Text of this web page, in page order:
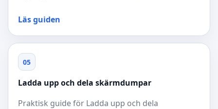
Läs guiden
05
Ladda upp och dela skärmdumpar
Praktisk guide för Ladda upp och dela